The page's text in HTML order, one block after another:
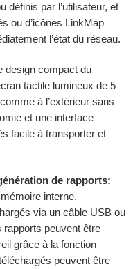
définis par l’utilisateur, et
ou d’icônes LinkMap
l’état du réseau.
design compact du
tactile lumineux de 5
à l’extérieur sans
et une interface
facile à transporter et
de rapports:
interne,
via un câble USB ou
rapports peuvent être
grâce à la fonction
peuvent être